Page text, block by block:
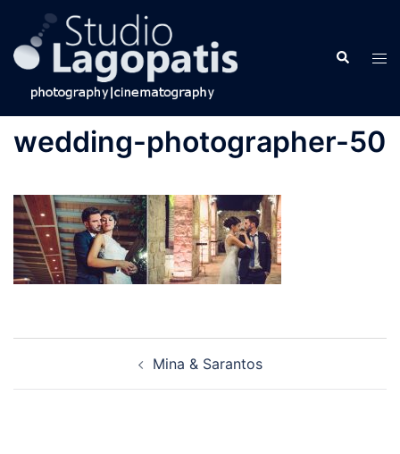
content
Search
wedding-photographer-50
Mina & Sarantos